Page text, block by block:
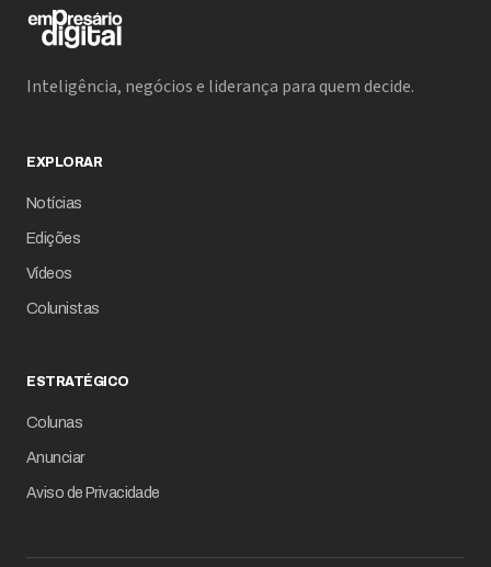
Inteligência, negócios e liderança para quem decide.
EXPLORAR
Notícias
Edições
Vídeos
Colunistas
ESTRATÉGICO
Colunas
Anunciar
Aviso de Privacidade